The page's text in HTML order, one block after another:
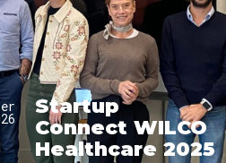
Startup
Connect WILCO
Healthcare 2025